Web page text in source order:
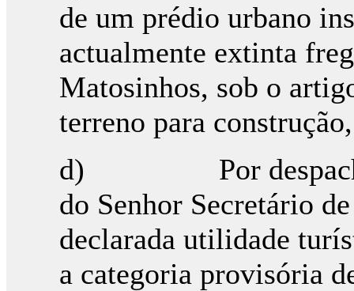
de um prédio urbano
actualmente extinta
Matosinhos, sob o
terreno para
d) Por despacho
do Senhor Secretário
declarada utilidade
a categoria provisória